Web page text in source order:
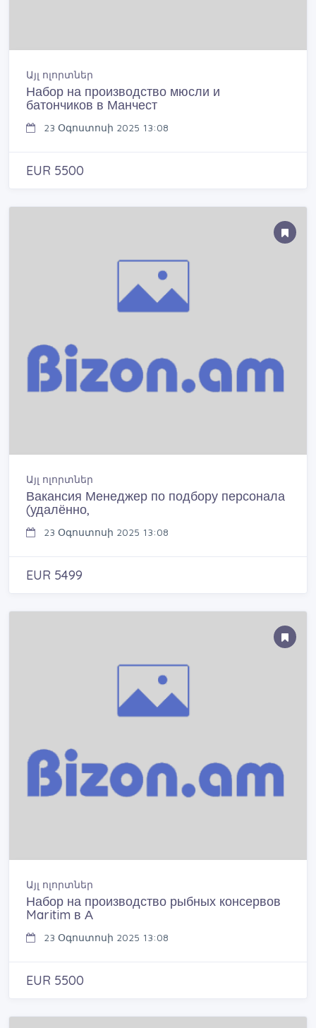
Այլ ոլորտներ
Набор на производство мюсли и
батончиков в Манчест
23 Օգոստոսի 2025 13:08
EUR 5500
Այլ ոլորտներ
Вакансия Менеджер по подбору персонала
(удалённо,
23 Օգոստոսի 2025 13:08
EUR 5499
Այլ ոլորտներ
Набор на производство рыбных консервов
Maritim в А
23 Օգոստոսի 2025 13:08
EUR 5500